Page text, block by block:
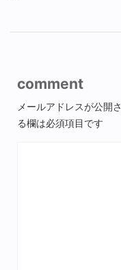
comment
メールアドレスが公開
る欄は必須項目です